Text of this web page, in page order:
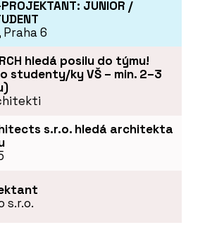
JUNIOR /
Praha 6
hledá posilu do týmu!
studenty/ky VŠ – min. 2–3
s.r.o. hledá architekta
s.r.o.